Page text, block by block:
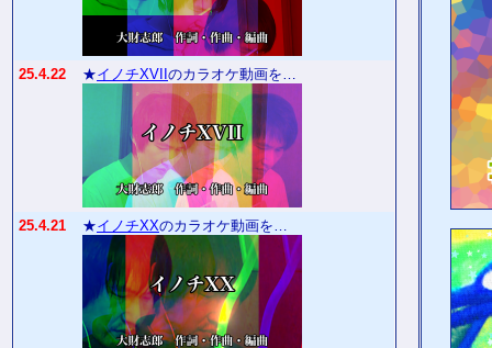
25.4.22 ★イノチXVII のカラオケ動画を…
25.4.21 ★イノチXXのカラオケ動画を…